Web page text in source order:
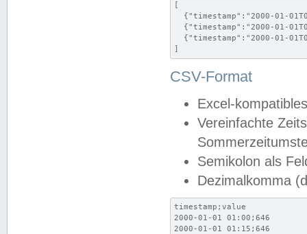
[
{"timestamp":"2000-01-
{"timestamp":"2000-01-
{"timestamp":"2000-01-
]
CSV-Format
Excel-
Vereinfachte
Semikolon als
Dezimalkomma
timestamp;value
2000-01-01 01:00;646
2000-01-01 01:15;646